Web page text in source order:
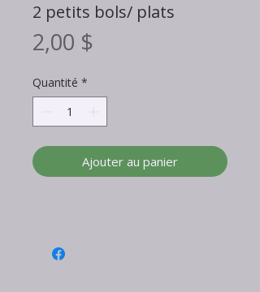
2 petits bols/ plats
2,00 $
Quantité *
Ajouter au panier